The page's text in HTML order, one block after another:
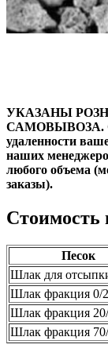
УКАЗАНЫ
САМОВЫВОЗА.
удаленности
наших
любого объема
заказы).
Стоимость
Песок
Шлак для
Шлак фракция 0/
Шлак фракция
Шлак фракция